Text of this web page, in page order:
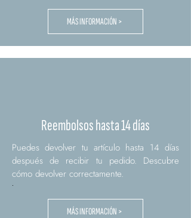
MÁS INFORMACIÓN >
Reembolsos hasta 14 días
Puedes devolver tu artículo hasta 14 días
después de recibir tu pedido. Descubre
cómo devolver correctamente.
MÁS INFORMACIÓN >